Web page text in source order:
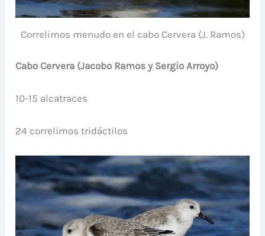
Correlimos menudo en el cabo Cervera (J. Ramos)
Cabo Cervera (Jacobo Ramos y Sergio Arroyo)
10-15 alcatraces
24 correlimos tridáctilos